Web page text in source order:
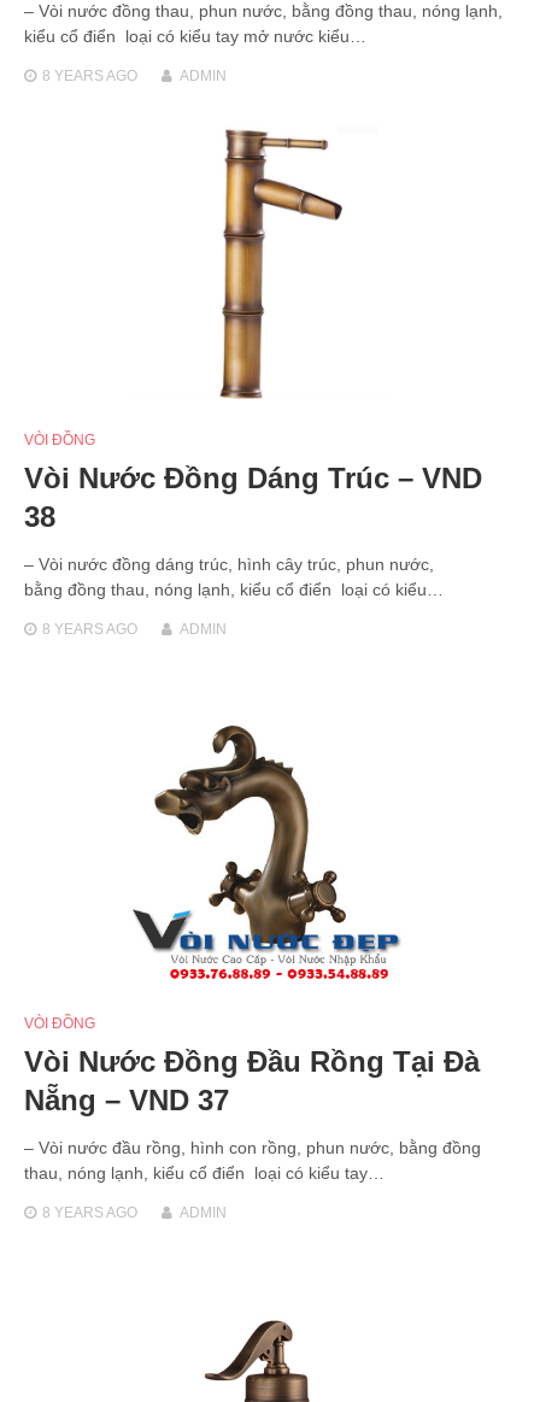
– Vòi nước đồng thau, phun nước, bằng đồng thau, nóng lạnh,
kiểu cổ điển loại có kiểu tay mở nước kiểu…
8 YEARSAGO ADMIN
VÒI ĐỒNG
Vòi Nước Đồng Dáng Trúc – VND
38
– Vòi nước đồng dáng trúc, hình cây trúc, phun nước,
bằng đồng thau, nóng lạnh, kiểu cổ điển loại có kiểu…
8 YEARSAGO ADMIN
VÒI ĐỒNG
Vòi Nước Đồng Đầu Rồng Tại Đà
Nẵng – VND 37
– Vòi nước đầu rồng, hình con rồng, phun nước, bằng đồng
thau, nóng lạnh, kiểu cổ điển loại có kiểu tay…
8 YEARSAGO ADMIN